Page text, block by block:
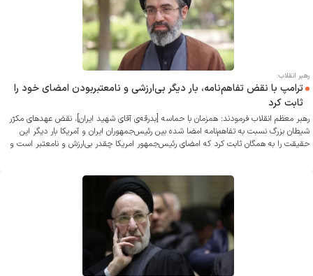
رهبر انقلاب:
ترامپ با نقض تفاهم‌نامه، بار دیگر بی‌ارزشی و نامعتبربودن امضای خود را
ثابت کرد
رهبر معظم انقلاب فرمودند: همزمان با حماسه [بدرقه‌ی آقای شهید ایران]، نقض عهدهای مکرّر
شیطان بزرگ نسبت به تفاهم‌نامه امضا شده بین رئیس‌جمهوران ایران و آمریکا بار دیگر این
حقیقت را به همگان ثابت کرد که امضای رئیس‌جمهور امریکا چقدر بی‌ارزش و نامعتبر است و